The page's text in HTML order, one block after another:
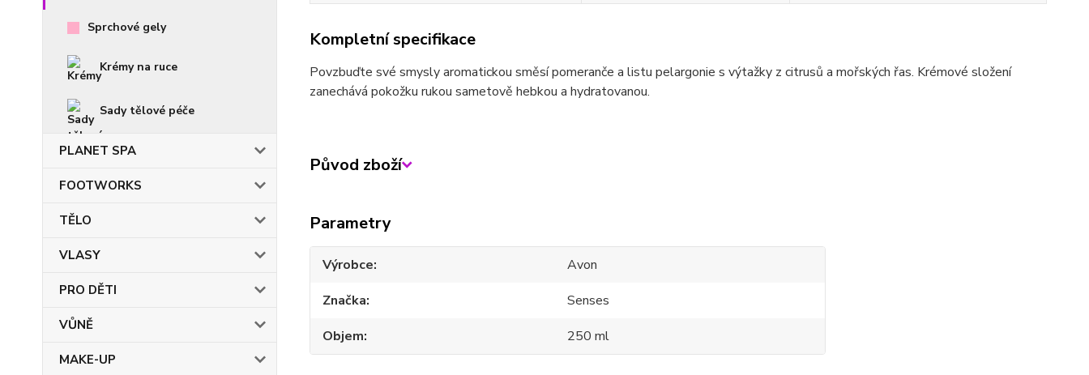
Sprchové gely
Krémy na ruce
Sady tělové péče
PLANET SPA
FOOTWORKS
TĚLO
VLASY
PRO DĚTI
VŮNĚ
MAKE-UP
Kompletní specifikace
Povzbuďte své smysly aromatickou směsí pomeranče a listu pelargonie s výtažky z citrusů a mořských řas. Krémové složení
zanechává pokožku rukou sametově hebkou a hydratovanou.
Původ zboží
Parametry
Výrobce
Avon
Značka
Senses
Objem
250 ml